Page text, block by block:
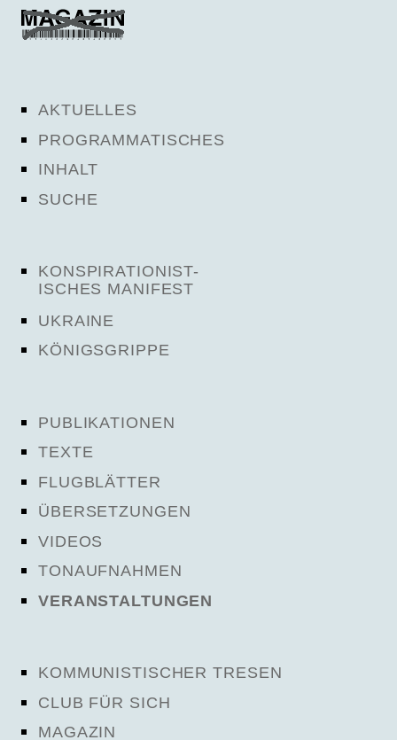
AKTUELLES
PROGRAMMATISCHES
INHALT
SUCHE
KONSPIRATIONIST-
ISCHES MANIFEST
UKRAINE
KÖNIGSGRIPPE
PUBLIKATIONEN
TEXTE
FLUGBLÄTTER
ÜBERSETZUNGEN
VIDEOS
TONAUFNAHMEN
VERANSTALTUNGEN
KOMMUNISTISCHER TRESEN
CLUB FÜR SICH
MAGAZIN